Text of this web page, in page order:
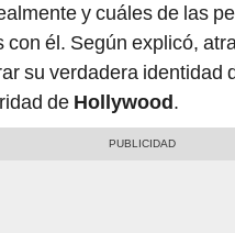
y cuáles de las
él. Según explicó,
su verdadera identidad
de Hollywood.